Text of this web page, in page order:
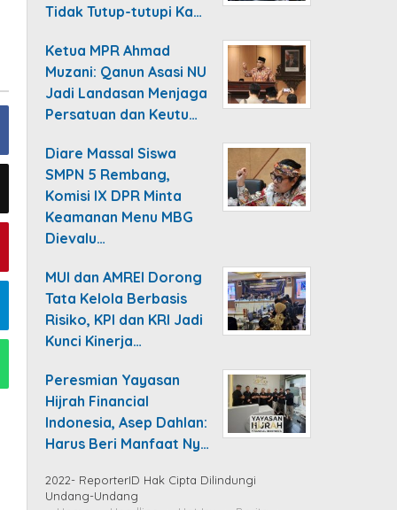
Tidak Tutup-tutupi Ka…
Ketua MPR Ahmad
Muzani: Qanun Asasi NU
Jadi Landasan Menjaga
Persatuan dan Keutu…
Diare Massal Siswa
SMPN 5 Rembang,
Komisi IX DPR Minta
Keamanan Menu MBG
Dievalu…
MUI dan AMREI Dorong
Tata Kelola Berbasis
Risiko, KPI dan KRI Jadi
Kunci Kinerja…
Peresmian Yayasan
Hijrah Financial
Indonesia, Asep Dahlan:
Harus Beri Manfaat Ny…
2022- ReporterID Hak Cipta Dilindungi
Undang-Undang